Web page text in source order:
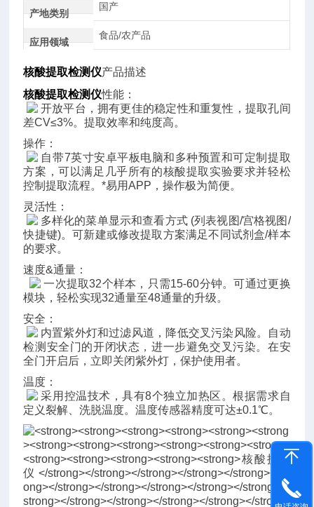
产地类别
国产
应用领域
食品/农产品
核酸提取检测仪产品描述
核酸提取检测仪性能：
开放平台，拥有更佳的稳定性和重复性，提取孔间
差CV≤3%。提取效率和纯度高。
操作：
自带7英寸安卓平板电脑和多种预置和可定制提取
方案，可以满足几乎所有的核酸提取实验要求并轻松
控制提取流程。*易用APP，操作极为简便。
灵活性：
多样化的菜单显示和查看方式 (列表视图/宫格视图/
快捷键)。可新建或修改提取方案满足不同试剂盒/样本
的要求。
速度&通量：
一次提取32个样本，只需15-60分钟。可通过更换
模块，轻松实现32通量至48通量的升级。
安全：
内置紫外灯和过滤风道，降低交叉污染风险。自动
检测安全门的开闭状态，进一步避免交叉污染。在安
全门开启后，立即关闭紫外灯，保护使用者。
温度：
采用控温技术，具有8个独立加热区。根据需求自
定义裂解、洗脱温度。温度传感器精度可达±0.1℃。